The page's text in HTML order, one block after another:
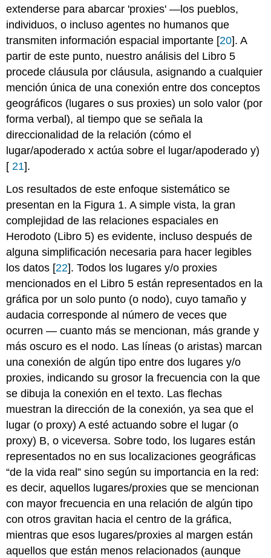
extenderse para abarcar 'proxies' —los pueblos,
individuos, o incluso agentes no humanos que
transmiten información espacial importante [20]. A
partir de este punto, nuestro análisis del Libro 5
procede cláusula por cláusula, asignando a cualquier
mención única de una conexión entre dos conceptos
geográficos (lugares o sus proxies) un solo valor (por
forma verbal), al tiempo que se señala la
direccionalidad de la relación (cómo el
lugar/apoderado x actúa sobre el lugar/apoderado y)
[ 21].
Los resultados de este enfoque sistemático se
presentan en la Figura 1. A simple vista, la gran
complejidad de las relaciones espaciales en
Herodoto (Libro 5) es evidente, incluso después de
alguna simplificación necesaria para hacer legibles
los datos [22]. Todos los lugares y/o proxies
mencionados en el Libro 5 están representados en la
gráfica por un solo punto (o nodo), cuyo tamaño y
audacia corresponde al número de veces que
ocurren — cuanto más se mencionan, más grande y
más oscuro es el nodo. Las líneas (o aristas) marcan
una conexión de algún tipo entre dos lugares y/o
proxies, indicando su grosor la frecuencia con la que
se dibuja la conexión en el texto. Las flechas
muestran la dirección de la conexión, ya sea que el
lugar (o proxy) A esté actuando sobre el lugar (o
proxy) B, o viceversa. Sobre todo, los lugares están
representados no en sus localizaciones geográficas
“de la vida real” sino según su importancia en la red:
es decir, aquellos lugares/proxies que se mencionan
con mayor frecuencia en una relación de algún tipo
con otros gravitan hacia el centro de la gráfica,
mientras que esos lugares/proxies al margen están
aquellos que están menos relacionados (aunque